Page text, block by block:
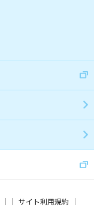
サイト利用規約